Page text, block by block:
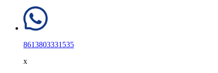
8613803331535
x